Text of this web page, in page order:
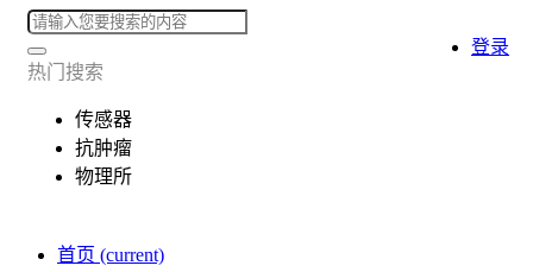
热门搜索
传感器
抗肿瘤
物理所
首页 (current)
登录